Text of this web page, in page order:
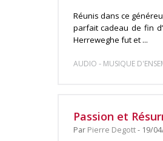
Réunis dans ce
parfait cadeau de fin
Herreweghe fut et ...
AUDIO - MUSIQUE
Passion et
Par Pierre Degott- 19/